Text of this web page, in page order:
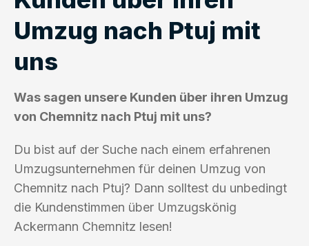
Umzug nach Ptuj mit
uns
Was sagen unsere Kunden über ihren Umzug
von Chemnitz nach Ptuj mit uns?
Du bist auf der Suche nach einem erfahrenen
Umzugsunternehmen für deinen Umzug von
Chemnitz nach Ptuj? Dann solltest du unbedingt
die Kundenstimmen über Umzugskönig
Ackermann Chemnitz lesen!